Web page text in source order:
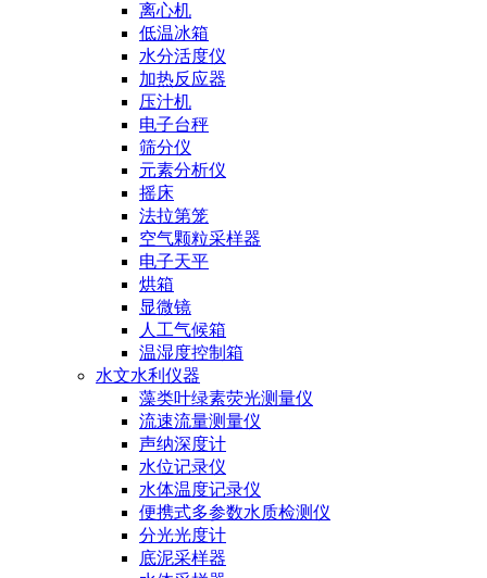
离心机
低温冰箱
水分活度仪
加热反应器
压汁机
电子台秤
筛分仪
元素分析仪
摇床
法拉第笼
空气颗粒采样器
电子天平
烘箱
显微镜
人工气候箱
温湿度控制箱
水文水利仪器
藻类叶绿素荧光测量仪
流速流量测量仪
声纳深度计
水位记录仪
水体温度记录仪
便携式多参数水质检测仪
分光光度计
底泥采样器